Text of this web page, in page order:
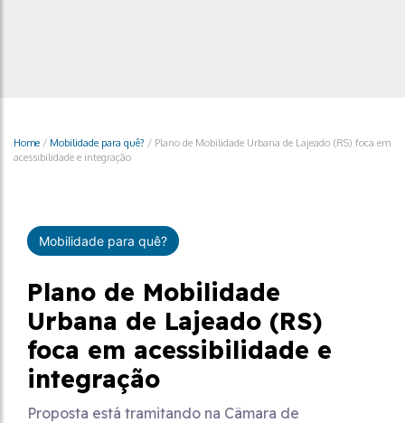
Home / Mobilidade para quê? / Plano de Mobilidade Urbana de Lajeado (RS) foca em
acessibilidade e integração
Mobilidade para quê?
Plano de Mobilidade
Urbana de Lajeado (RS)
foca em acessibilidade e
integração
Proposta está tramitando na Câmara de